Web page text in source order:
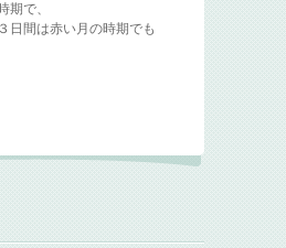
期で、
日間は赤い月の時期でも